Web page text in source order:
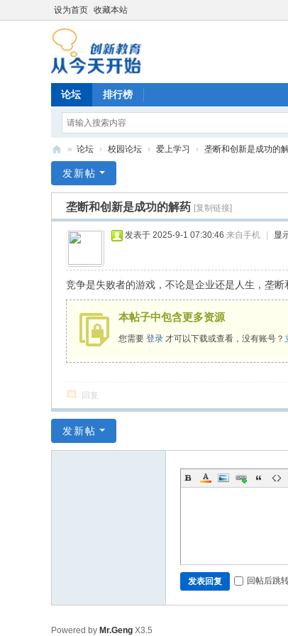
设为首页 收藏本站
论坛 排行榜
德
» 论坛 › 校园论坛 › 爱上学习 › 垄断和创新是成功的
发新帖
垄断和创新是成功的解药 [复制链接]
发表于 2025-9-1 07:30:46 来自手机 显
竞争是失败者的游戏，不论是企业还是人生，垄断
本帖子中包含更多资源
您需要 登录 才可以下载或查看，没有账号？
回复
发新帖
发表回复 回帖后跳
Powered by Mr.Geng X3.5